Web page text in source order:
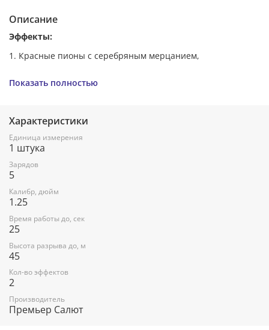
Описание
Эффекты:
1. Красные пионы с серебряным мерцанием,
мерцание.
Показать полностью
Характеристики
Единица измерения
1 штука
Зарядов
5
Калибр, дюйм
1.25
Время работы до, сек
25
Высота разрыва до, м
45
Кол-во эффектов
2
Производитель
Премьер Салют